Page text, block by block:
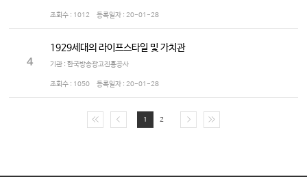
조회수 : 1012 등록일자 : 20-01-28
4
1929세대의 라이프스타일 및 가치관
기관 : 한국방송광고진흥공사
조회수 : 1050 등록일자 : 20-01-28
1 2